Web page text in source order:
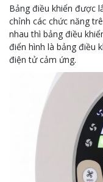
Bảng điều khiển được
chỉnh các chức năng
nhau thì bảng điều
điển hình là bảng điều
điện tử cảm ứng.